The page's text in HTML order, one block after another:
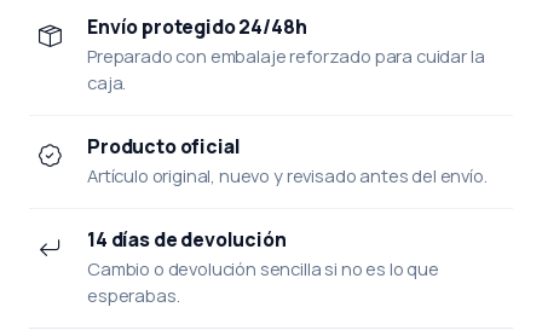
Envío protegido 24/48h
Preparado con embalaje reforzado para cuidar la
caja.
Producto oficial
Artículo original, nuevo y revisado antes del envío.
14 días de devolución
Cambio o devolución sencilla si no es lo que
esperabas.